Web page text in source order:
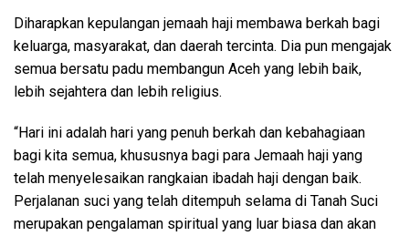
Diharapkan kepulangan jemaah haji membawa berkah bagi
keluarga, masyarakat, dan daerah tercinta. Dia pun mengajak
semua bersatu padu membangun Aceh yang lebih baik,
lebih sejahtera dan lebih religius.
“Hari ini adalah hari yang penuh berkah dan kebahagiaan
bagi kita semua, khususnya bagi para Jemaah haji yang
telah menyelesaikan rangkaian ibadah haji dengan baik.
Perjalanan suci yang telah ditempuh selama di Tanah Suci
merupakan pengalaman spiritual yang luar biasa dan akan